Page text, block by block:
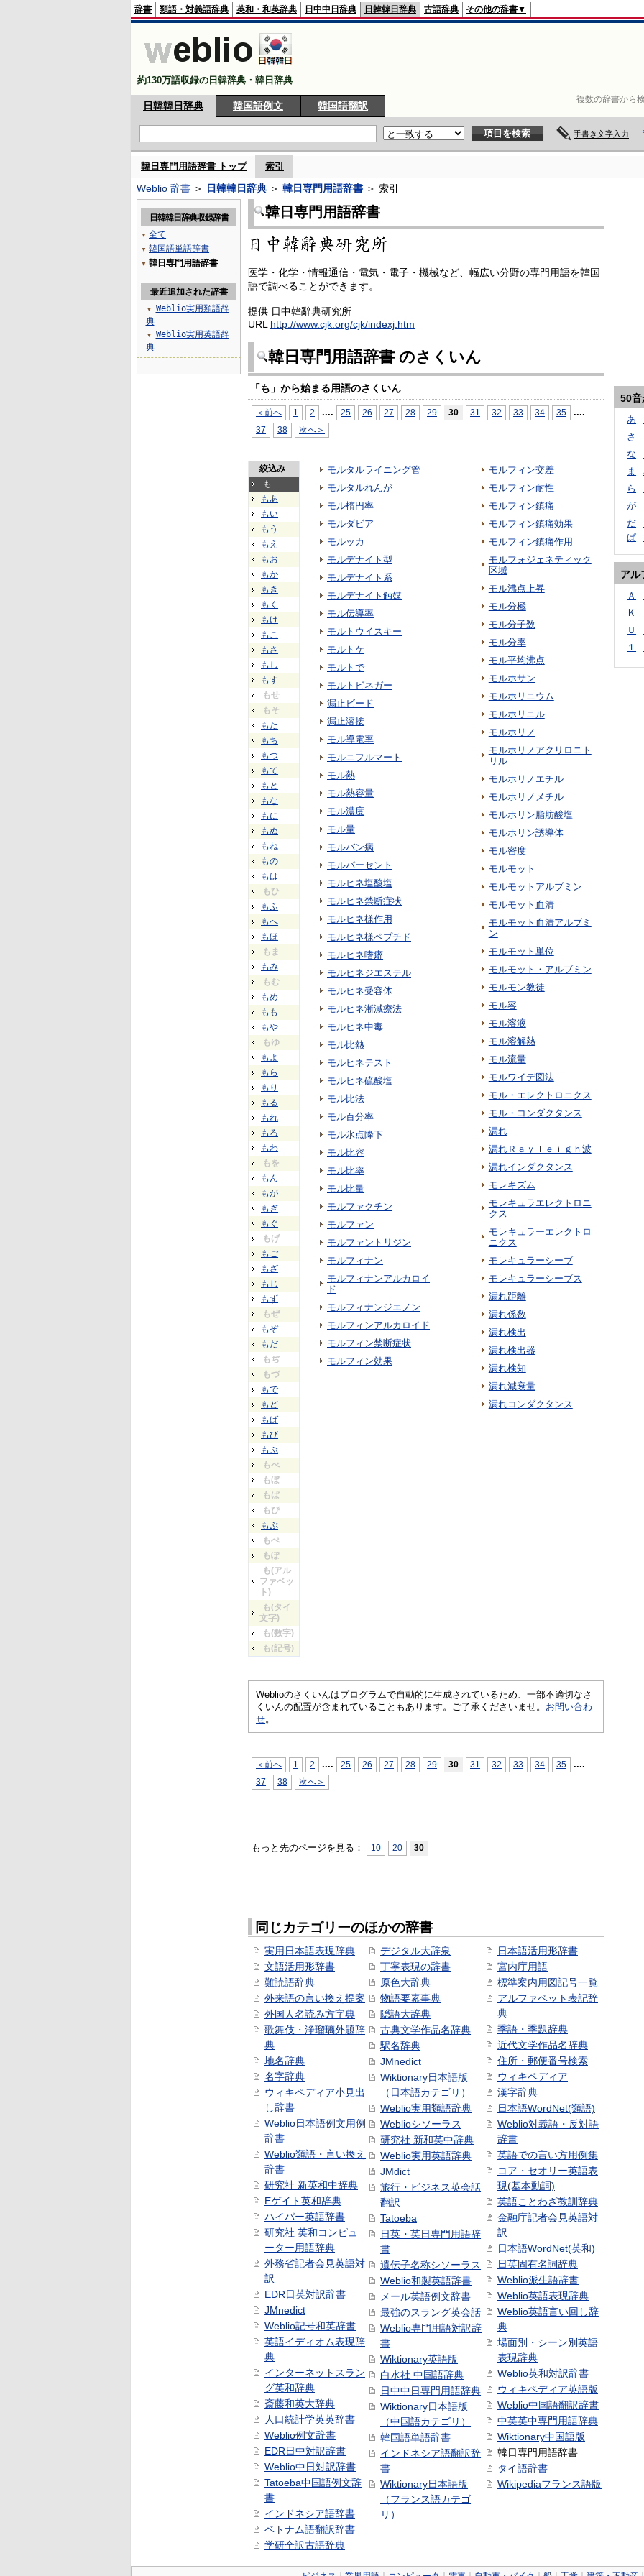
複数の辞書から
辞書 類語・対義語辞典 英和・和英辞典 日中中日辞典 日韓韓日辞典 古語辞典 その他の辞書▼
約130万語収録の日韓辞典・韓日辞典
日韓韓日辞典 韓国語例文 韓国語翻訳
手書き文字入力
韓日専門用語辞書 トップ 索引
Weblio 辞書 ＞ 日韓韓日辞典 ＞ 韓日専門用語辞書 ＞ 索引
韓日専門用語辞書
医学・化学・情報通信・電気・電子・機械など、幅広い分野の専門用語を韓国
語で調べることができます。
提供 日中韓辭典研究所
URL http://www.cjk.org/cjk/indexj.htm
韓日専門用語辞書 のさくいん
「も」から始まる用語のさくいん
＜前へ 1 2 .... 25 26 27 28 29 30 31 32 33 34 35 ....
37 38 次へ＞
絞込み
も
もあ
もい
もう
もえ
もお
もか
もき
もく
もけ
もこ
もさ
もし
もす
もせ
もそ
もた
もち
もつ
もて
もと
もな
もに
もぬ
もね
もの
もは
もひ
もふ
もへ
もほ
もま
もみ
もむ
もめ
もも
もや
もゆ
もよ
もら
もり
もる
もれ
もろ
もわ
もを
もん
もが
もぎ
もぐ
もげ
もご
もざ
もじ
もず
もぜ
もぞ
もだ
もぢ
もづ
もで
もど
もば
もび
もぶ
もべ
もぼ
もぱ
もぴ
もぷ
もぺ
もぽ
も(アル
ファベッ
ト)
も(タイ
文字)
も(数字)
も(記号)
モルタルライニング管
モルタルれんが
モル楕円率
モルダビア
モルッカ
モルデナイト型
モルデナイト系
モルデナイト触媒
モル伝導率
モルトウイスキー
モルトケ
モルトで
モルトビネガー
漏止ビード
漏止溶接
モル導電率
モルニフルマート
モル熱
モル熱容量
モル濃度
モル量
モルバン病
モルパーセント
モルヒネ塩酸塩
モルヒネ禁断症状
モルヒネ様作用
モルヒネ様ペプチド
モルヒネ嗜癖
モルヒネジエステル
モルヒネ受容体
モルヒネ漸減療法
モルヒネ中毒
モル比熱
モルヒネテスト
モルヒネ硫酸塩
モル比法
モル百分率
モル氷点降下
モル比容
モル比率
モル比量
モルファクチン
モルファン
モルファントリジン
モルフィナン
モルフィナンアルカロイ
ド
モルフィナンジエノン
モルフィンアルカロイド
モルフィン禁断症状
モルフィン効果
モルフィン交差
モルフィン耐性
モルフィン鎮痛
モルフィン鎮痛効果
モルフィン鎮痛作用
モルフォジェネティック
区域
モル沸点上昇
モル分極
モル分子数
モル分率
モル平均沸点
モルホサン
モルホリニウム
モルホリニル
モルホリノ
モルホリノアクリロニト
リル
モルホリノエチル
モルホリノメチル
モルホリン脂肪酸塩
モルホリン誘導体
モル密度
モルモット
モルモットアルブミン
モルモット血清
モルモット血清アルブミ
ン
モルモット単位
モルモット・アルブミン
モルモン教徒
モル容
モル溶液
モル溶解熱
モル流量
モルワイデ図法
モル・エレクトロニクス
モル・コンダクタンス
漏れ
漏れＲａｙｌｅｉｇｈ波
漏れインダクタンス
モレキズム
モレキュラエレクトロニ
クス
モレキュラーエレクトロ
ニクス
モレキュラーシーブ
モレキュラーシーブス
漏れ距離
漏れ係数
漏れ検出
漏れ検出器
漏れ検知
漏れ減衰量
漏れコンダクタンス
Weblioのさくいんはプログラムで自動的に生成されているため、一部不適切なさ
くいんの配置が含まれていることもあります。ご了承くださいませ。 お問い合わ
せ。
＜前へ 1 2 .... 25 26 27 28 29 30 31 32 33 34 35 ....
37 38 次へ＞
もっと先のページを見る： 10 20 30
同じカテゴリーのほかの辞書
実用日本語表現辞典
文語活用形辞書
難読語辞典
外来語の言い換え提案
外国人名読み方字典
歌舞伎・浄瑠璃外題辞
典
地名辞典
名字辞典
ウィキペディア小見出
し辞書
Weblio日本語例文用例
辞書
Weblio類語・言い換え
辞書
研究社 新英和中辞典
Eゲイト英和辞典
ハイパー英語辞書
研究社 英和コンピュ
ーター用語辞典
外務省記者会見英語対
訳
EDR日英対訳辞書
JMnedict
Weblio記号和英辞書
英語イディオム表現辞
典
インターネットスラン
グ英和辞典
斎藤和英大辞典
人口統計学英英辞書
Weblio例文辞書
EDR日中対訳辞書
Weblio中日対訳辞書
Tatoeba中国語例文辞
書
インドネシア語辞書
ベトナム語翻訳辞書
学研全訳古語辞典
デジタル大辞泉
丁寧表現の辞書
原色大辞典
物語要素事典
隠語大辞典
古典文学作品名辞典
駅名辞典
JMnedict
Wiktionary日本語版
（日本語カテゴリ）
Weblio実用類語辞典
Weblioシソーラス
研究社 新和英中辞典
Weblio実用英語辞典
JMdict
旅行・ビジネス英会話
翻訳
Tatoeba
日英・英日専門用語辞
書
遺伝子名称シソーラス
Weblio和製英語辞書
メール英語例文辞書
最強のスラング英会話
Weblio専門用語対訳辞
書
Wiktionary英語版
白水社 中国語辞典
日中中日専門用語辞典
Wiktionary日本語版
（中国語カテゴリ）
韓国語単語辞書
インドネシア語翻訳辞
書
Wiktionary日本語版
（フランス語カテゴ
リ）
日本語活用形辞書
宮内庁用語
標準案内用図記号一覧
アルファベット表記辞
典
季語・季題辞典
近代文学作品名辞典
住所・郵便番号検索
ウィキペディア
漢字辞典
日本語WordNet(類語)
Weblio対義語・反対語
辞書
英語での言い方用例集
コア・セオリー英語表
現(基本動詞)
英語ことわざ教訓辞典
金融庁記者会見英語対
訳
日本語WordNet(英和)
日英固有名詞辞典
Weblio派生語辞書
Weblio英語表現辞典
Weblio英語言い回し辞
典
場面別・シーン別英語
表現辞典
Weblio英和対訳辞書
ウィキペディア英語版
Weblio中国語翻訳辞書
中英英中専門用語辞典
Wiktionary中国語版
韓日専門用語辞書
タイ語辞書
Wikipediaフランス語版
日韓韓日辞典収録辞書
▼ 全て
▼ 韓国語単語辞書
▼ 韓日専門用語辞書
最近追加された辞書
▼
Weblio実用類語辞
典
▼
Weblio実用英語辞
典
50音
あ
さ
な
ま
ら
が
だ
ぱ
アル
Ａ
Ｋ
Ｕ
１